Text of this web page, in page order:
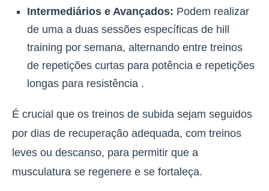
Intermediários e Avançados: Podem realizar
de uma a duas sessões específicas de hill
training por semana, alternando entre treinos
de repetições curtas para potência e repetições
longas para resistência .
É crucial que os treinos de subida sejam seguidos
por dias de recuperação adequada, com treinos
leves ou descanso, para permitir que a
musculatura se regenere e se fortaleça.